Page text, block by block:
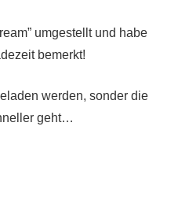
umgestellt und habe
bemerkt!
werden, sonder die
geht…